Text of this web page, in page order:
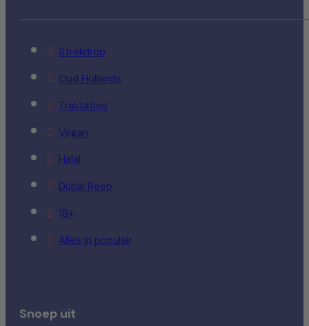
Strekdrop
Oud Hollands
Traktaties
Vegan
Halal
Dubai Reep
18+
Alles in populair
Snoep uit